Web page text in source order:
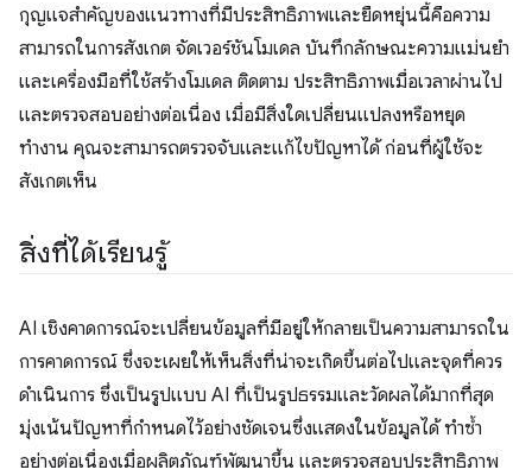
กุญแจสำคัญของแนวทางที่มีประสิทธิภาพและยืดหยุ่นนี้คือความ
สามารถในการสังเกต จัดเวอร์ชันโมเดล บันทึกลักษณะความแม่นยำ
และเครื่องมือที่ใช้สร้างโมเดล ติดตาม ประสิทธิภาพเมื่อเวลาผ่านไป
และตรวจสอบอย่างต่อเนื่อง เมื่อมีสิ่งใดเปลี่ยนแปลงหรือหยุด
ทำงาน คุณจะสามารถตรวจจับและแก้ไขปัญหาได้ ก่อนที่ผู้ใช้จะ
สังเกตเห็น
สิ่งที่ได้เรียนรู้
AI เชิงคาดการณ์จะเปลี่ยนข้อมูลที่มีอยู่ให้กลายเป็นความสามารถใน
การคาดการณ์ ซึ่งจะเผยให้เห็นสิ่งที่น่าจะเกิดขึ้นต่อไปและจุดที่ควร
ดำเนินการ ซึ่งเป็นรูปแบบ AI ที่เป็นรูปธรรมและวัดผลได้มากที่สุด
มุ่งเน้นปัญหาที่กำหนดไว้อย่างชัดเจนซึ่งแสดงในข้อมูลได้ ทำซ้ำ
อย่างต่อเนื่องเมื่อผลิตภัณฑ์พัฒนาขึ้น และตรวจสอบประสิทธิภาพ